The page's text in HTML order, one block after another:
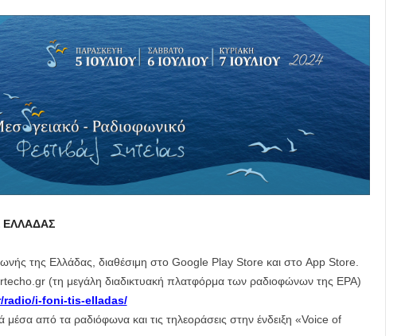
ΕΛΛΑΔΑΣ
της Ελλάδας, διαθέσιμη στο Google Play Store και στο App Store.
(τη μεγάλη διαδικτυακή πλατφόρμα των ραδιοφώνων της ΕΡΑ)
radio/i-foni-tis-elladas/
από τα ραδιόφωνα και τις τηλεοράσεις στην ένδειξη «Voice of